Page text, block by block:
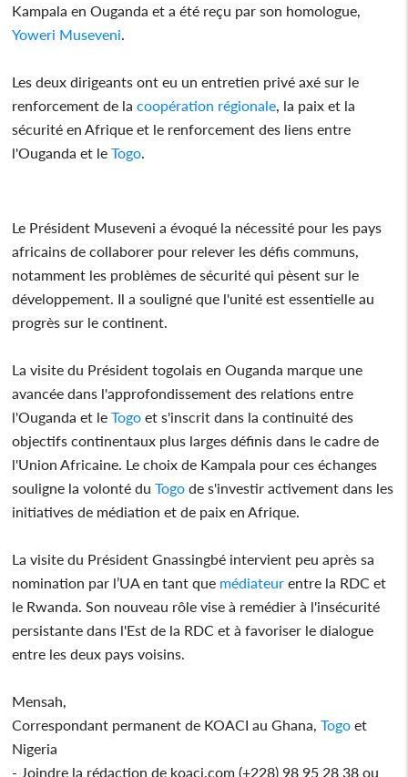
Kampala en Ouganda et a été reçu par son homologue,
Yoweri Museveni.
Les deux dirigeants ont eu un entretien privé axé sur le
renforcement de la coopération régionale, la paix et la
sécurité en Afrique et le renforcement des liens entre
l'Ouganda et leTogo.
Le Président Museveni a évoqué la nécessité pour les pays
africains de collaborer pour relever les défis communs,
notamment les problèmes de sécurité qui pèsent sur le
développement. Il a souligné que l'unité est essentielle au
progrès sur le continent.
La visite du Président togolais en Ouganda marque une
avancée dans l'approfondissement des relations entre
l'Ouganda et leTogo et s'inscrit dans la continuité des
objectifs continentaux plus larges définis dans le cadre de
l'Union Africaine. Le choix de Kampala pour ces échanges
souligne la volonté duTogo de s'investir activement dans les
initiatives de médiation et de paix en Afrique.
La visite du Président Gnassingbé intervient peu après sa
nomination par l’UA en tant que médiateur entre la RDC et
le Rwanda. Son nouveau rôle vise à remédier à l'insécurité
persistante dans l'Est de la RDC et à favoriser le dialogue
entre les deux pays voisins.
Mensah,
Correspondant permanent de KOACI au Ghana,Togo et
Nigeria
- Joindre la rédaction de koaci.com (+228) 98 95 28 38 ou